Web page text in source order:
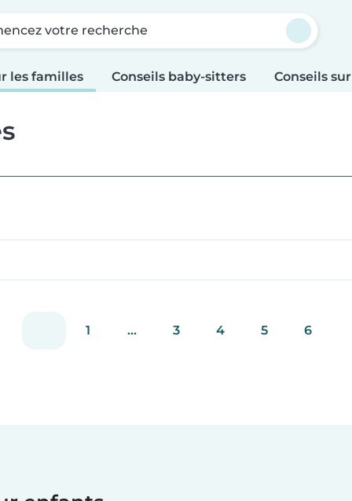
votre recherche
les familles Conseils baby-sitters Conseils
1 ... 3 4 5 6